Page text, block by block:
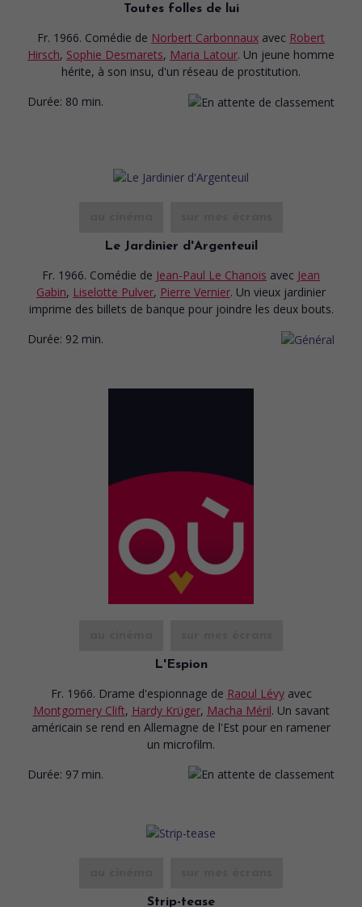
Toutes folles de lui
Fr. 1966. Comédie de Norbert Carbonnaux avec Robert
Hirsch, Sophie Desmarets, Maria Latour. Un jeune homme
hérite, à son insu, d'un réseau de prostitution.
Durée: 80 min.
Le Jardinier d'Argenteuil
Fr. 1966. Comédie de Jean-Paul Le Chanois avec Jean
Gabin, Liselotte Pulver, Pierre Vernier. Un vieux jardinier
imprime des billets de banque pour joindre les deux bouts.
Durée: 92 min.
L'Espion
Fr. 1966. Drame d'espionnage de Raoul Lévy avec
Montgomery Clift, Hardy Krüger, Macha Méril. Un savant
américain se rend en Allemagne de l'Est pour en ramener
un microfilm.
Durée: 97 min.
Strip-tease